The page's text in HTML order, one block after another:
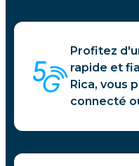
Profitez
rapide et
Rica, vous
connecté